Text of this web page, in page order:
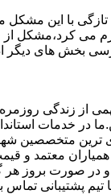
با این مشکل
می کرد،مشکل
بخش های دیگر
از زندگی روزمره
در خدمات
ترین متخصصین
همیاران معتمد
و در صورت بروز
تیم پشتیبانی تماس